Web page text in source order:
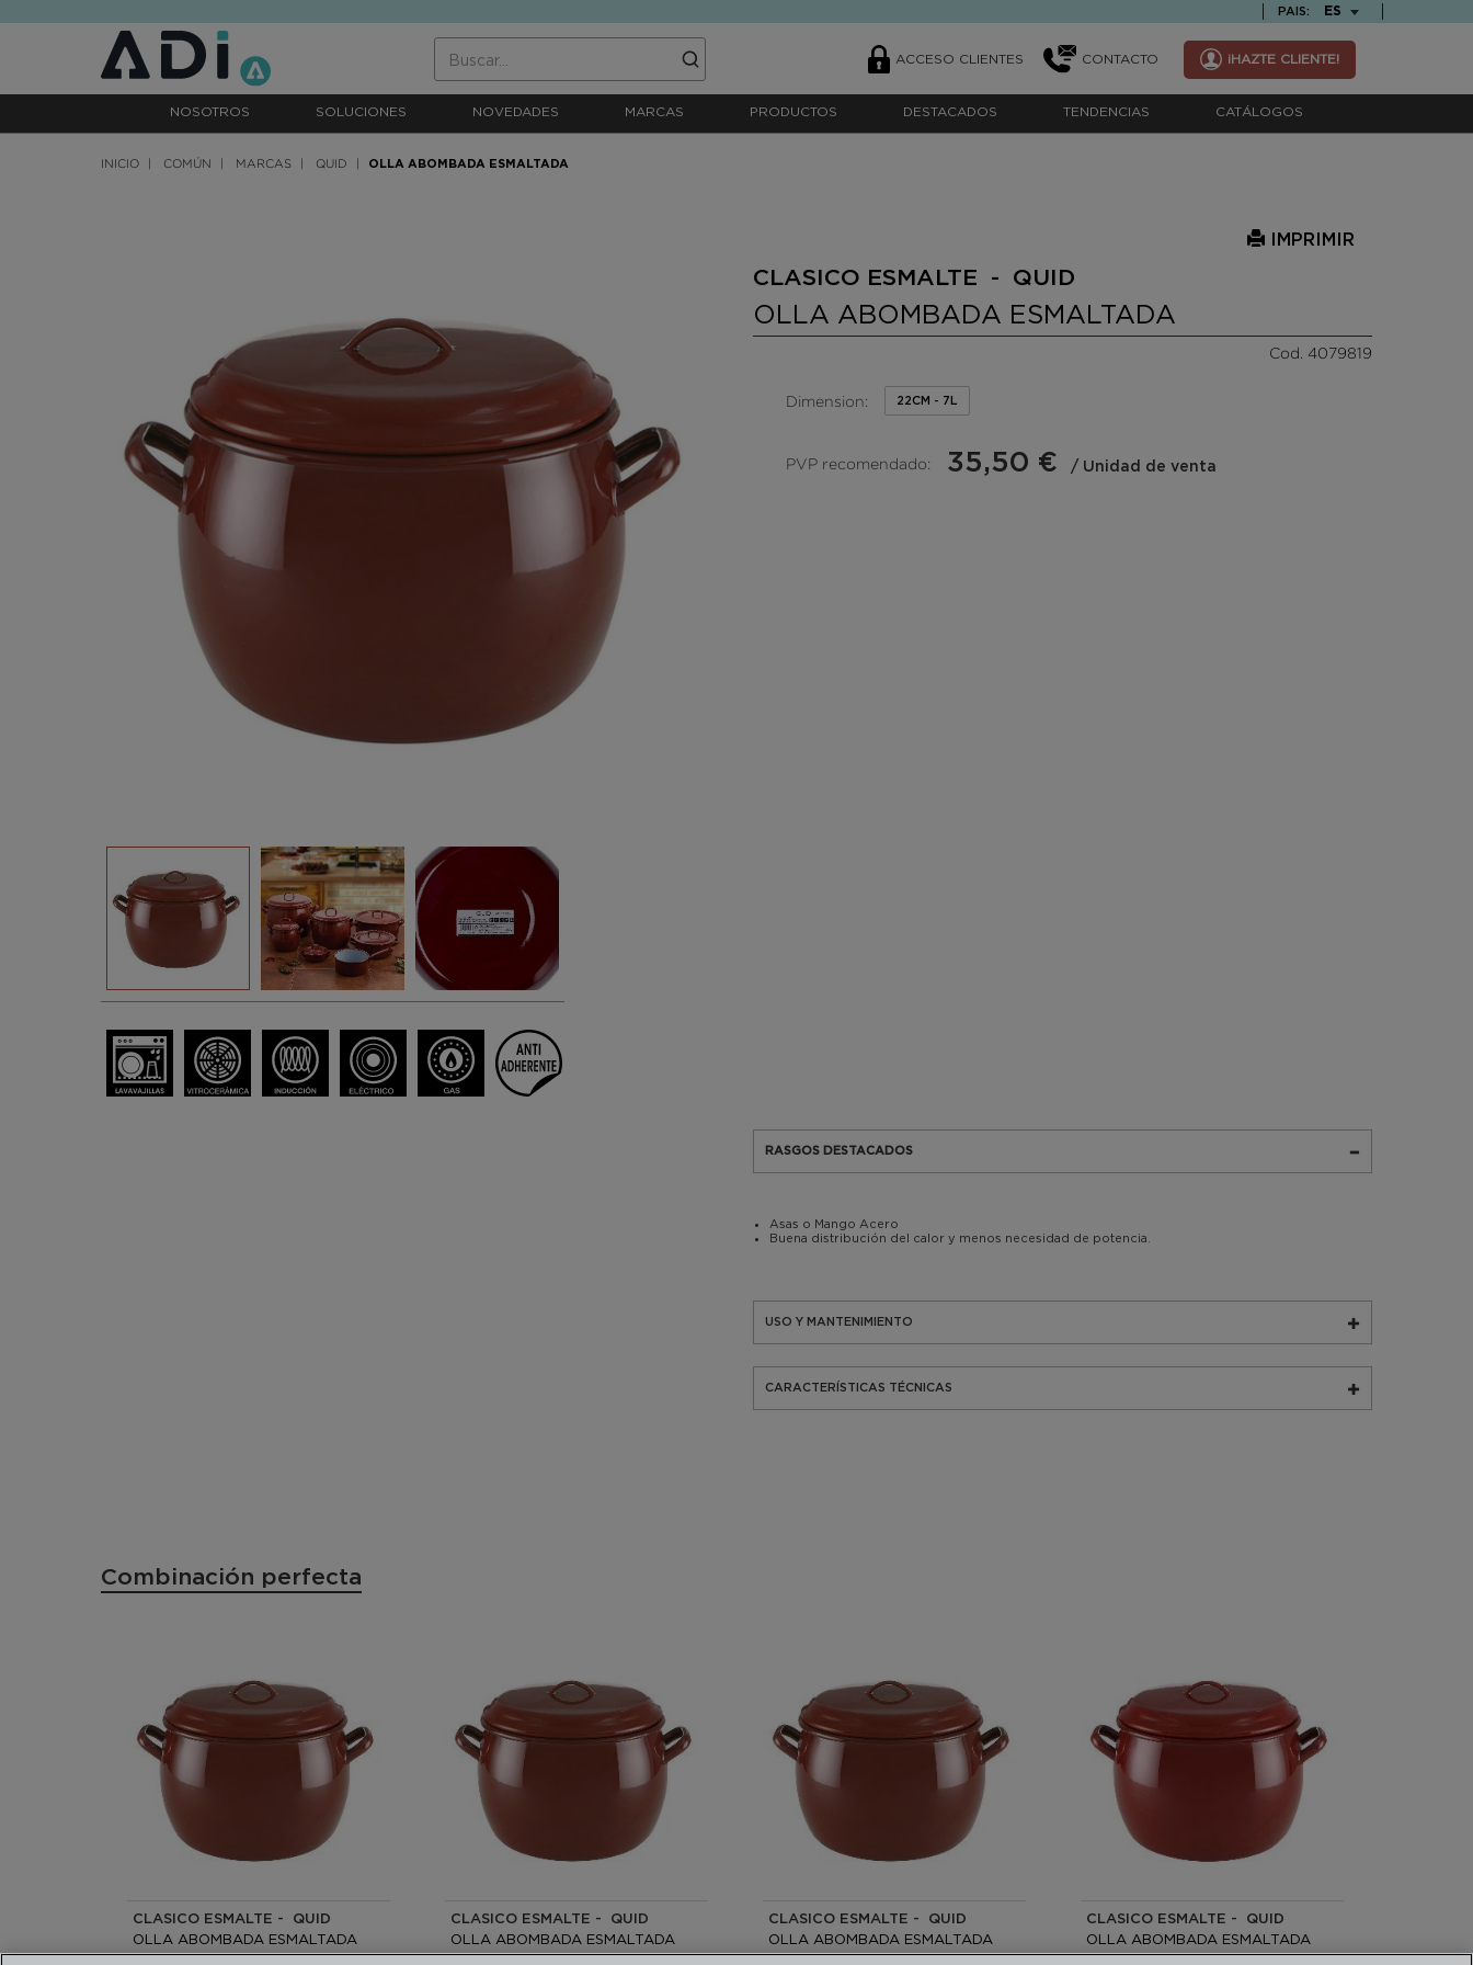
PAIS: TEXT.LANGUAGE
ES
ACCESO CLIENTES CONTACTO ¡HAZTE CLIENTE!
NOSOTROS SOLUCIONES NOVEDADES MARCAS PRODUCTOS DESTACADOS TENDENCIAS CATÁLOGOS
INICIO COMÚN MARCAS QUID OLLA ABOMBADA ESMALTADA
IMPRIMIR
CLASICO ESMALTE - QUID
OLLA ABOMBADA ESMALTADA
Cod. 4079819
Dimension: 22CM - 7L
PVP recomendado: 35,50 € / Unidad de venta
RASGOS DESTACADOS
Asas o Mango Acero
Buena distribución del calor y menos necesidad de potencia.
USO Y MANTENIMIENTO
CARACTERÍSTICAS TÉCNICAS
Combinación perfecta
CLASICO ESMALTE - QUID
OLLA ABOMBADA ESMALTADA
16CM - 3L
CLASICO ESMALTE - QUID
OLLA ABOMBADA ESMALTADA
18CM - 4L
CLASICO ESMALTE - QUID
OLLA ABOMBADA ESMALTADA
20CM - 5L
CLASICO ESMALTE - QUID
OLLA ABOMBADA ESMALTADA
24CM - 9L